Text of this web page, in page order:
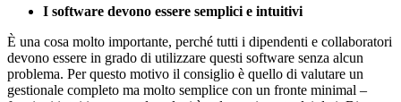
I software devono essere semplici e intuitivi
È una cosa molto importante, perché tutti i dipendenti e collaboratori
devono essere in grado di utilizzare questi software senza alcun
problema. Per questo motivo il consiglio è quello di valutare un
gestionale completo ma molto semplice con un fronte minimal –